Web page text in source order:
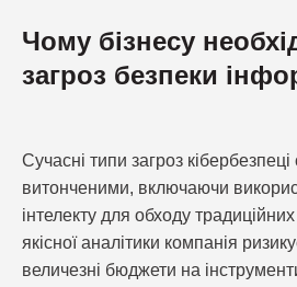
Чому бізнесу
загроз безпеки
Сучасні типи загроз
витонченими, включаючи
інтелекту для обходу
якісної аналітики компанія
величезні бюджети на